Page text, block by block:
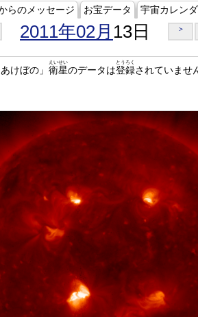
らのメッセージ お宝データ 宇宙カレン
2011年02月 13日 >
けぼの」 衛星
えいせい
のデータは登録
とうろく
されていませ